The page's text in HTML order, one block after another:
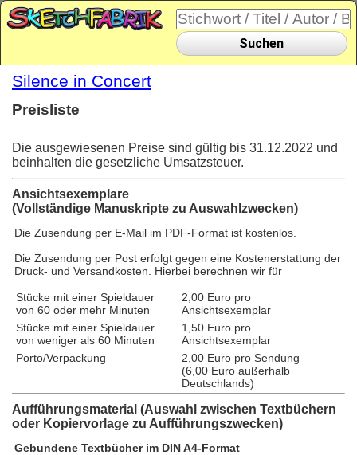
Suchen
Silence in Concert
Preisliste
Die ausgewiesenen Preise sind gültig bis 31.12.2022 und
beinhalten die gesetzliche Umsatzsteuer.
Ansichtsexemplare
(Vollständige Manuskripte zu Auswahlzwecken)
Die Zusendung per E-Mail im PDF-Format ist kostenlos.
Die Zusendung per Post erfolgt gegen eine Kostenerstattung der
Druck- und Versandkosten. Hierbei berechnen wir für
Stücke mit einer Spieldauer
von 60 oder mehr Minuten
2,00 Euro pro
Ansichtsexemplar
Stücke mit einer Spieldauer
von weniger als 60 Minuten
1,50 Euro pro
Ansichtsexemplar
Porto/Verpackung
2,00 Euro pro Sendung
(6,00 Euro außerhalb
Deutschlands)
Aufführungsmaterial (Auswahl zwischen Textbüchern
oder Kopiervorlage zu Aufführungszwecken)
Gebundene Textbücher im DIN A4-Format